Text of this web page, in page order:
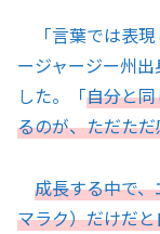
「言葉では表現
ージャージー州
した。「自分と
るのが、ただた
成長する中で
マラク）だけだ